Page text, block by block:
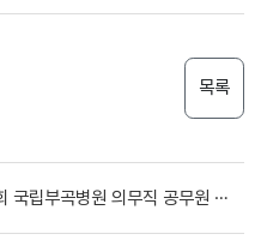
목록
2024년 제9회 국립부곡병원 의무직 공무원 경력경쟁채용시험 3차 재공고